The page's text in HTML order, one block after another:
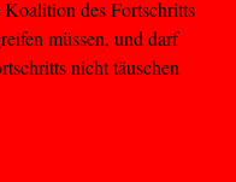
des Fortschritts
müssen, und darf
nicht täuschen